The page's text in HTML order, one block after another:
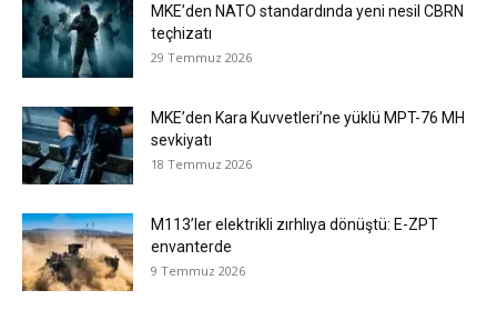
MKE’den NATO standardında yeni nesil CBRN
teçhizatı
29 Temmuz 2026
MKE’den Kara Kuvvetleri’ne yüklü MPT-76 MH
sevkiyatı
18 Temmuz 2026
M113’ler elektrikli zırhlıya dönüştü: E-ZPT
envanterde
9 Temmuz 2026